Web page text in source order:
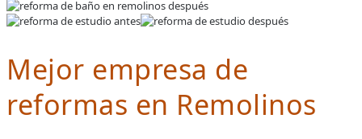
Mejor empresa de
reformas en Remolinos